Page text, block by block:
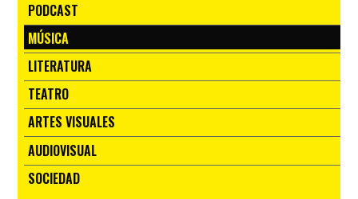
PODCAST
MÚSICA
LITERATURA
TEATRO
ARTES VISUALES
AUDIOVISUAL
SOCIEDAD